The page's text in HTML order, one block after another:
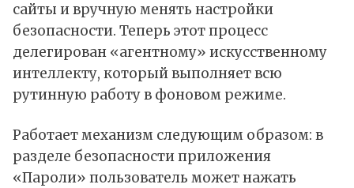
сайты и вручную менять настройки
безопасности. Теперь этот процесс
делегирован «агентному» искусственному
интеллекту, который выполняет всю
рутинную работу в фоновом режиме.
Работает механизм следующим образом: в
разделе безопасности приложения
«Пароли» пользователь может нажать